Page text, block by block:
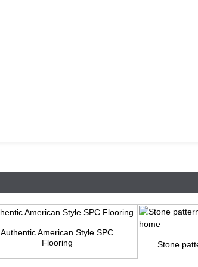
Authentic American Style SPC
Flooring
Stone